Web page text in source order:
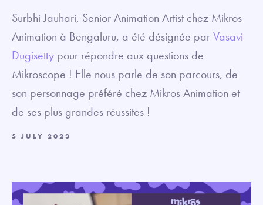
Surbhi Jauhari, Senior Animation Artist chez Mikros
Animation à Bengaluru, a été désignée parVasavi
Dugisetty pour répondre aux questions de
Mikroscope ! Elle nous parle de son parcours, de
son personnage préféré chez Mikros Animation et
de ses plus grandes réussites !
5 JULY 2023